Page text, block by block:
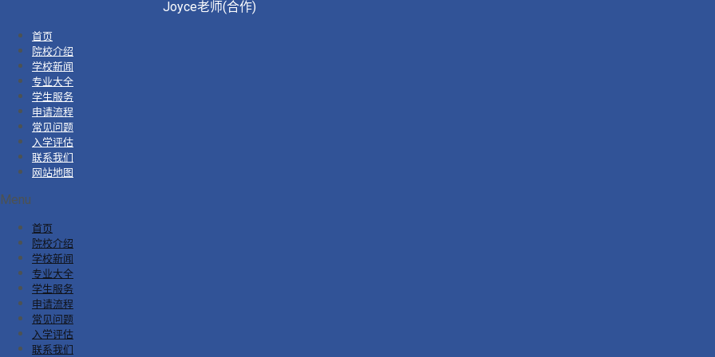
Joyce老师(合作)
首页
院校介绍
学校新闻
专业大全
学生服务
申请流程
常见问题
入学评估
联系我们
网站地图
Menu
首页
院校介绍
学校新闻
专业大全
学生服务
申请流程
常见问题
入学评估
联系我们